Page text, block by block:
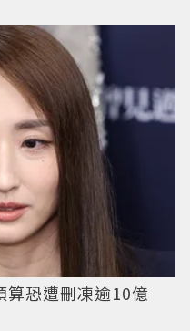
算恐遭刪凍逾10億